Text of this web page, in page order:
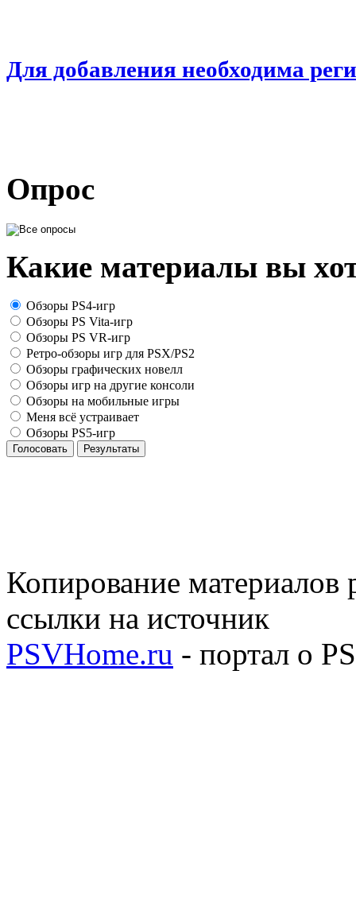
Для добавления необходима
Опрос
Какие материалы вы
Обзоры PS4-игр
Обзоры PS Vita-игр
Обзоры PS VR-игр
Ретро-обзоры игр для PSX/PS2
Обзоры графических новелл
Обзоры игр на другие консоли
Обзоры на мобильные игры
Меня всё устраивает
Обзоры PS5-игр
Голосовать Результаты
Копирование материалов
ссылки на источник
PSVHome.ru - портал о